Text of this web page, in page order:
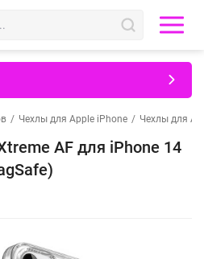
/ Чехлы для Apple iPhone / Чехлы для
AF для iPhone 14